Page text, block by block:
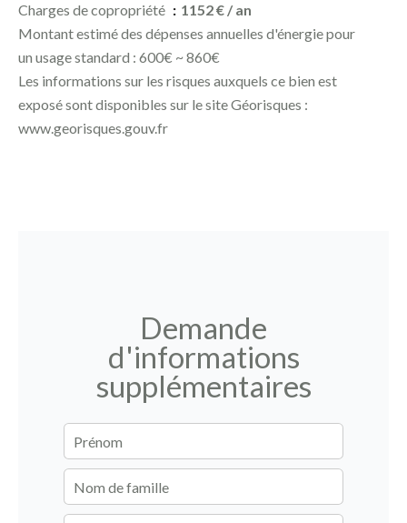
Charges de copropriété
1152 € / an
Montant estimé des dépenses annuelles d'énergie pour
un usage standard : 600€ ~ 860€
Les informations sur les risques auxquels ce bien est
exposé sont disponibles sur le site Géorisques :
www.georisques.gouv.fr
Demande
d'informations
supplémentaires